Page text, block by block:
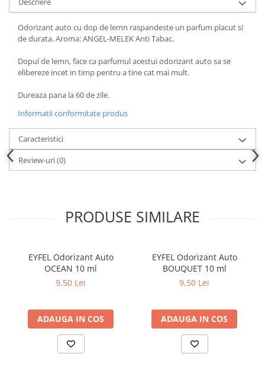
Odorizant auto cu dop de lemn raspandeste un parfum placut si
de durata. Aroma: ANGEL-MELEK Anti Tabac.
Dopul de lemn, face ca parfumul acestui odorizant auto sa se
elibereze incet in timp pentru a tine cat mai mult.
Dureaza pana la 60 de zile.
Informatii conformitate produs
Caracteristici
Review-uri(0)
PRODUSE SIMILARE
EYFEL Odorizant Auto
OCEAN 10 ml
9,50 Lei
ADAUGA IN COS
EYFEL Odorizant Auto
BOUQUET 10 ml
9,50 Lei
ADAUGA IN COS